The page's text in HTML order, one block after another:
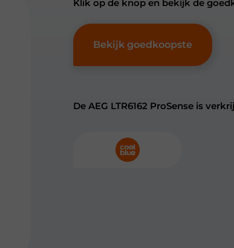
Klik op de knop en bekijk de
Bekijk goedkoopste
De AEG LTR6162 ProSense is